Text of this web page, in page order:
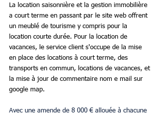
La location saisonnière et la gestion immobilière
a court terme en passant par le site web offrent
un meublé de tourisme y compris pour la
location courte durée. Pour la location de
vacances, le service client s'occupe de la mise
en place des locations à court terme, des
transports en commun, locations de vacances, et
la mise à jour de commentaire nom e mail sur
google map.
Avec une amende de 8 000 € allouée à chacune